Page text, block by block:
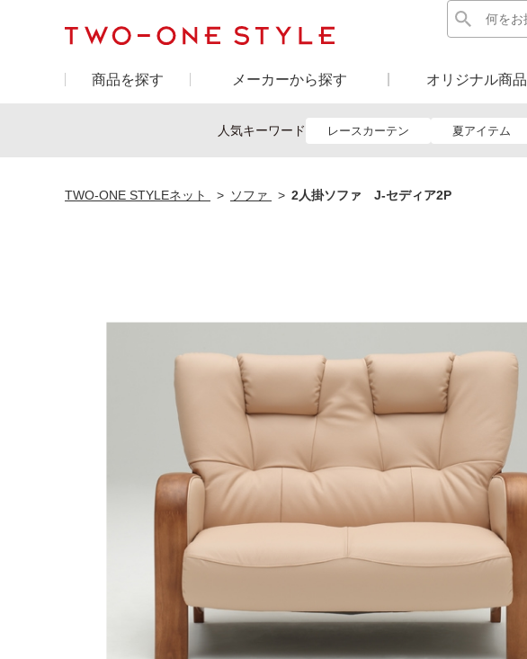
商品を探す メーカーから探す オリジナル商品
人気キーワード レースカーテン 夏アイテム
TWO-ONE STYLEネット ソファ 2人掛ソファ J-セディア2P